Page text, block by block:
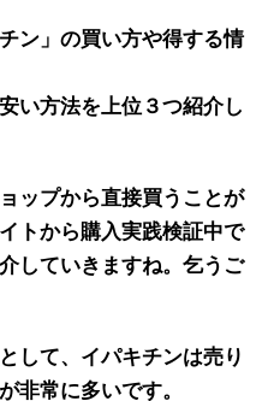
ン 」の買い方や得する情
い方法を上位３つ紹介し
ップから直接買うことが
トから購入実践検証中で
していきますね。乞うご
として、 イパキチンは売り
非常に多いです。